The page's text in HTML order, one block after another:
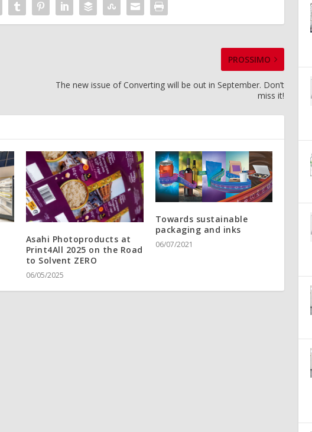
PROSSIMO
The new issue of Converting will be out in September. Don’t
miss it!
Asahi Photoproducts at
Print4All 2025 on the Road
to Solvent ZERO
06/05/2025
Towards sustainable
packaging and inks
06/07/2021